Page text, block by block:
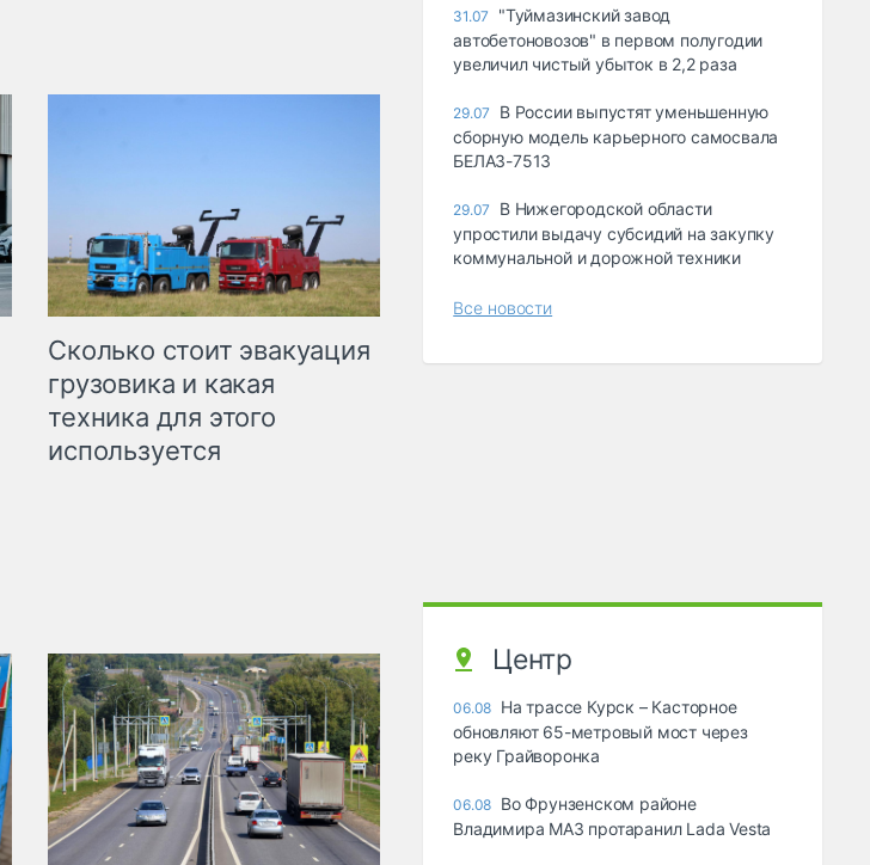
Сколько стоит эвакуация
грузовика и какая
техника для этого
используется
31.07
"Туймазинский завод
автобетоновозов" в первом полугодии
увеличил чистый убыток в 2,2 раза
29.07
В России выпустят уменьшенную
сборную модель карьерного самосвала
БЕЛАЗ-7513
29.07
В Нижегородской области
упростили выдачу субсидий на закупку
коммунальной и дорожной техники
Все новости
Центр
06.08 На трассе Курск – Касторное
обновляют 65-метровый мост через
реку Грайворонка
06.08 Во Фрунзенском районе
Владимира МАЗ протаранил Lada Vesta